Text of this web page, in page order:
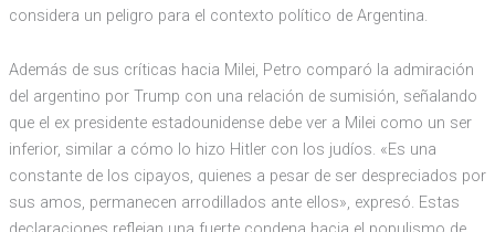
considera un peligro para el contexto político de Argentina.
Además de sus críticas hacia Milei, Petro comparó la admiración
del argentino por Trump con una relación de sumisión, señalando
que el ex presidente estadounidense debe ver a Milei como un ser
inferior, similar a cómo lo hizo Hitler con los judíos. «Es una
constante de los cipayos, quienes a pesar de ser despreciados por
sus amos, permanecen arrodillados ante ellos», expresó. Estas